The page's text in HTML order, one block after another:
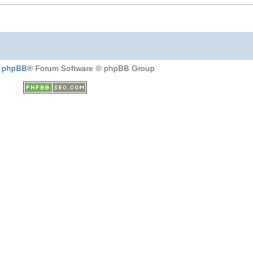
phpBB® Forum Software © phpBB Group